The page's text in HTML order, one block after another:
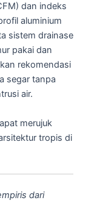
dan indeks
aluminium
sistem drainase
pakai dan
rekomendasi
segar tanpa
air.
merujuk
tropis di
dari